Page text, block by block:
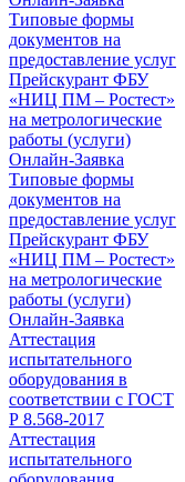
Типовые формы
документов на
предоставление услуг
Прейскурант ФБУ
«НИЦ ПМ – Ростест»
на метрологические
работы (услуги)
Онлайн-Заявка
Типовые формы
документов на
предоставление услуг
Прейскурант ФБУ
«НИЦ ПМ – Ростест»
на метрологические
работы (услуги)
Онлайн-Заявка
Аттестация
испытательного
оборудования в
соответствии с ГОСТ
Р 8.568-2017
Аттестация
испытательного